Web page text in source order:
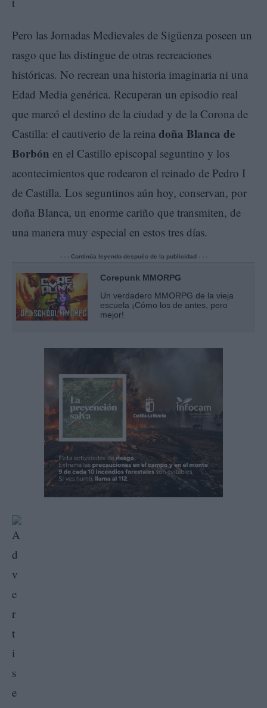
Pero las Jornadas Medievales de Sigüenza poseen un
rasgo que las distingue de otras recreaciones
históricas. No recrean una historia imaginaria ni una
Edad Media genérica. Recuperan un episodio real
que marcó el destino de la ciudad y de la Corona de
Castilla: el cautiverio de la reina doña Blanca de
Borbón en el Castillo episcopal seguntino y los
acontecimientos que rodearon el reinado de Pedro I
de Castilla. Los seguntinos aún hoy, conservan, por
doña Blanca, un enorme cariño que transmiten, de
una manera muy especial en estos tres días.
- - - Continúa leyendo después de la publicidad - - -
Corepunk MMORPG
Un verdadero MMORPG de la vieja
escuela ¡Cómo los de antes, pero
mejor!